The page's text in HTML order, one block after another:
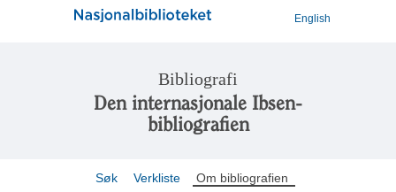
English
Bibliografi
Den internasjonale Ibsen-
bibliografien
Søk Verkliste Om bibliografien